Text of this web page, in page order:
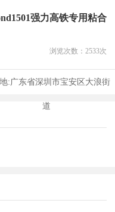
强力高铁专用粘合
浏览次数： 2533次
:广东省深圳市宝安区大浪街
道